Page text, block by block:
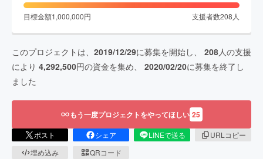
目標金額1,000,000円 支援者数208 人
このプロジェクトは、 2019/12/29に募集を開始し、 208人の支援
により 4,292,500円の資金を集め、 2020/02/20に募集を終了し
ました
もう一度プロジェクトをやってほしい 25
ポスト シェア LINEで送る
URLコピー
埋め込み
QRコード